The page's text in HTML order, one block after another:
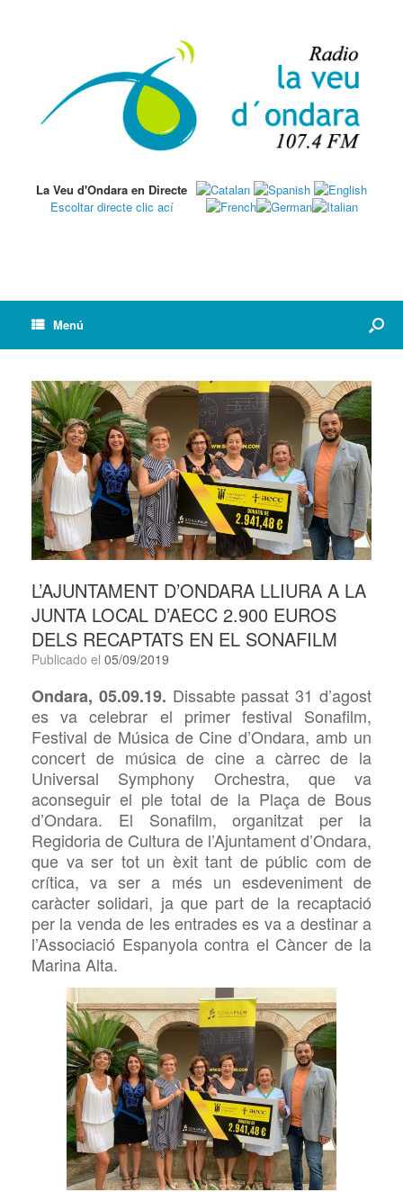
La Veu d'Ondara en Directe
Escoltar directe clic ací
Menú
L’AJUNTAMENT D’ONDARA LLIURA A LA
JUNTA LOCAL D’AECC 2.900 EUROS
DELS RECAPTATS EN EL SONAFILM
Publicado el 05/09/2019
Ondara, 05.09.19. Dissabte passat 31 d’agost
es va celebrar el primer festival Sonafilm,
Festival de Música de Cine d’Ondara, amb un
concert de música de cine a càrrec de la
Universal Symphony Orchestra, que va
aconseguir el ple total de la Plaça de Bous
d’Ondara. El Sonafilm, organitzat per la
Regidoria de Cultura de l’Ajuntament d’Ondara,
que va ser tot un èxit tant de públic com de
crítica,va ser a més un esdeveniment de
caràcter solidari, ja que part de la recaptació
per la venda de les entrades es va a destinar a
l’Associació Espanyola contra el Càncer de la
Marina Alta.